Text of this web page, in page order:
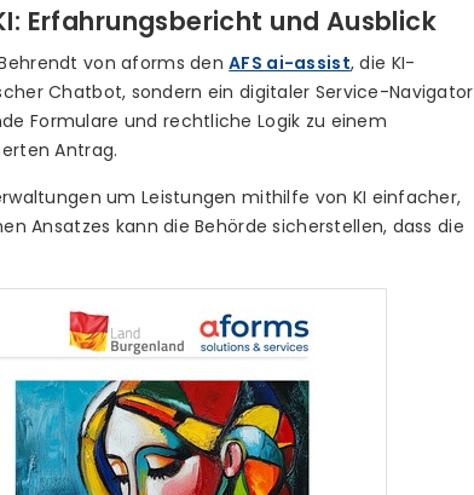
Erfahrungsbericht und Ausblick
von aforms denAFS ai-assist, die KI-
Chatbot, sondern ein digitaler Service-Navigator
Formulare und rechtliche Logik zu einem
Antrag.
um Leistungen mithilfe von KI einfacher,
Ansatzes kann die Behörde sicherstellen, dass die